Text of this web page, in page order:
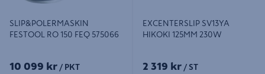
SLIP&POLERMASKIN
FESTOOL RO 150 FEQ 575066
10 099 kr / PKT
EXCENTERSLIP SV13YA
HIKOKI 125MM 230W
2 319 kr / ST